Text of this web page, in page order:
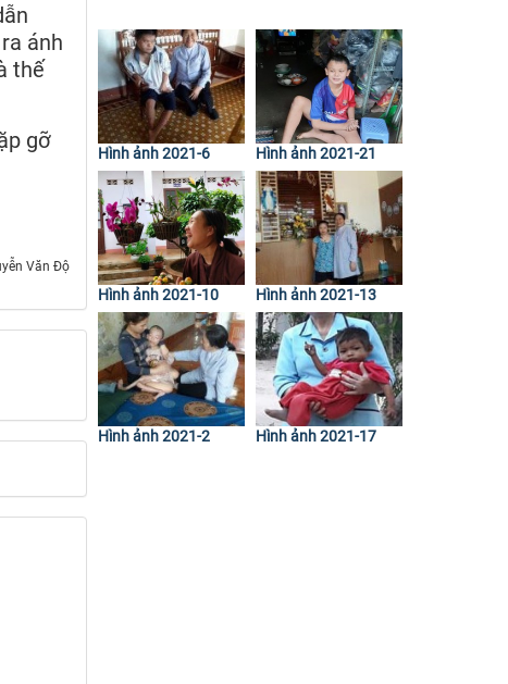
ánh
thế
gỡ
Văn Độ
Hình ảnh 2021-6 Hình ảnh 2021-21
Hình ảnh 2021-10 Hình ảnh 2021-13
Hình ảnh 2021-2 Hình ảnh 2021-17